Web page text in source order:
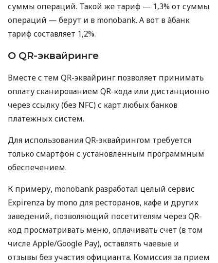
суммы операций. Такой же тариф — 1,3% от суммы
операций — берут и в monobank. А вот в àбанк
тариф составляет 1,2%.
О QR-эквайринге
Вместе с тем QR-эквайринг позволяет принимать
оплату сканированием QR-кода или дистанционно
через ссылку (без NFC) с карт любых банков
платежных систем.
Для использования QR-эквайрингом требуется
только смартфон с установленным программным
обеспечением.
К примеру, monobank разработал целый сервис
Expirenza by mono для ресторанов, кафе и других
заведений, позволяющий посетителям через QR-
код просматривать меню, оплачивать счет (в том
числе Apple/Google Pay), оставлять чаевые и
отзывы без участия официанта. Комиссия за прием